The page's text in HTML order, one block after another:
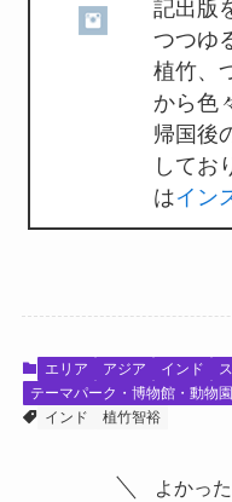
記出版
つつゆ
植竹、
から色
帰国後
してお
はイン
エリア アジア インド
テーマパーク・博物館・動物
インド
植竹智裕
よかっ